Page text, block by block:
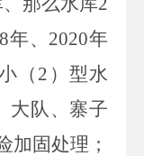
年、 2020年
（ 2 ）型水
大队、寨子
加固处理；